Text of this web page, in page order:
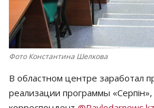
РАЗВЛЕЧЕНИЯ
OFFICIAL
Язык
Фото Константина Шелкова
В областном центре заработал
реализации программы